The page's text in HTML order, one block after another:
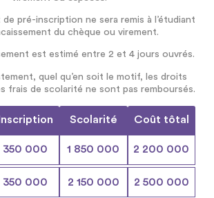
pré-inscription ne sera remis à l’étudiant
du chèque ou virement.
est estimé entre 2 et 4 jours ouvrés.
quel qu’en soit le motif, les droits
frais de scolarité ne sont pas remboursés.
Inscription
350 000
350 000
Scolarité
1 850 000
2 150 000
Coût tôtal
2 200 000
2 500 000